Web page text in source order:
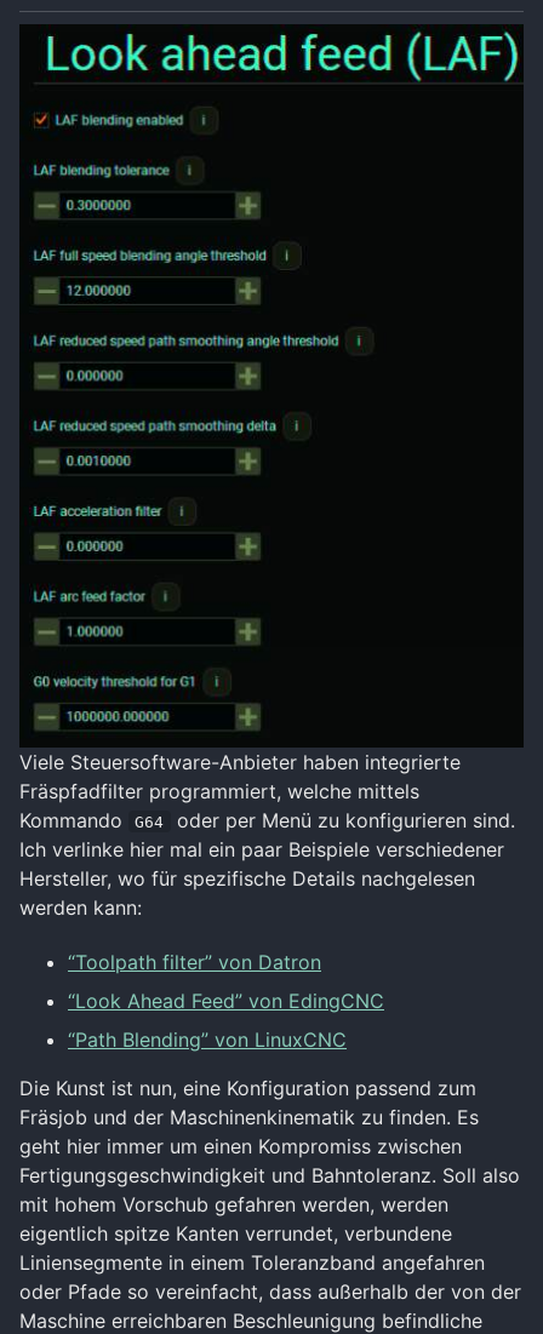
Viele Steuersoftware-Anbieter haben integrierte
Fräspfadfilter programmiert, welche mittels
Kommando
G64
oder per Menü zu konfigurieren sind.
Ich verlinke hier mal ein paar Beispiele verschiedener
Hersteller, wo für spezifische Details nachgelesen
werden kann:
“Toolpath filter” von Datron
“Look Ahead Feed” von EdingCNC
“Path Blending” von LinuxCNC
Die Kunst ist nun, eine Konfiguration passend zum
Fräsjob und der Maschinenkinematik zu finden. Es
geht hier immer um einen Kompromiss zwischen
Fertigungsgeschwindigkeit und Bahntoleranz. Soll also
mit hohem Vorschub gefahren werden, werden
eigentlich spitze Kanten verrundet, verbundene
Liniensegmente in einem Toleranzband angefahren
oder Pfade so vereinfacht, dass außerhalb der von der
Maschine erreichbaren Beschleunigung befindliche